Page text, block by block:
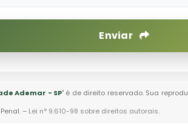
Enviar
Ademar - SP" é de direito reservado. Sua
– Lei n° 9.610-98 sobre direitos autorais.